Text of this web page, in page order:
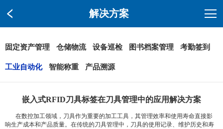
解决方案
固定资产管理 仓储物流 设备巡检 图书档案管理 考勤签到
工业自动化 智能称重 产品溯源
嵌入式RFID刀具标签在刀具管理中的应用解决方案
在数控加工领域，刀具作为重要的加工工具，其管理效率和使用寿命直接影
响生产成本和产品质量。在传统的刀具管理中，刀具的使用记录、维护历史和寿